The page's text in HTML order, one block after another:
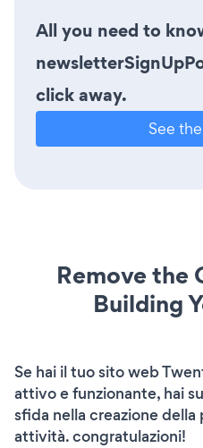
All you need to
click away.
See
Remove the
Building
Se hai il tuo sito web
attivo e funzionante, hai
sfida nella creazione della
attività. congratulazioni!